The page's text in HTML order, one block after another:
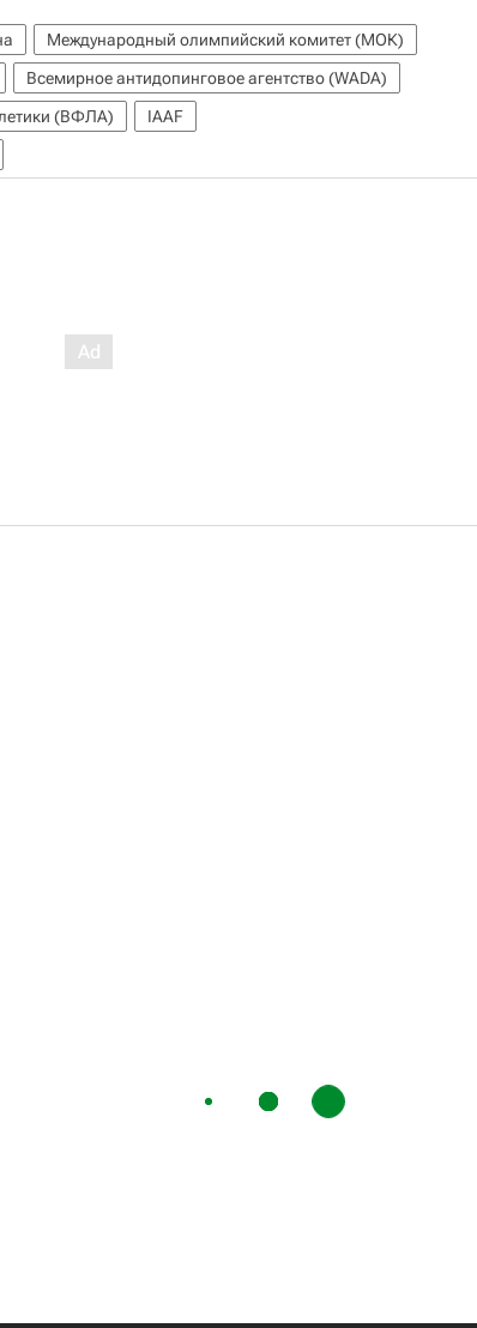
Международный олимпийский комитет (МОК)
Всемирное антидопинговое агентство (WADA)
(ВФЛА)
IAAF